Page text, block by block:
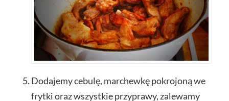
Dodajemy cebulę, marchewkę pokrojoną we
frytki oraz wszystkie przyprawy, zalewamy